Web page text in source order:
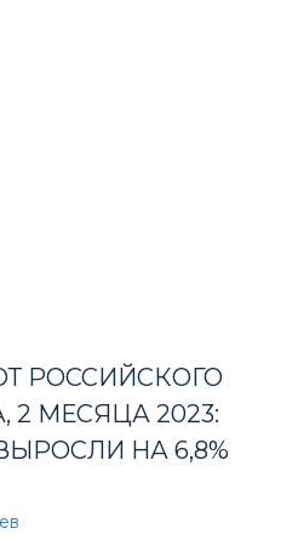
РОССИЙСКОГО
2 МЕСЯЦА 2023:
НА 6,8%